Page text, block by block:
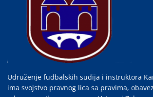
Udruženje fudbalskih sudija i instruktora
ima svojstvo pravnog lica sa pravima,